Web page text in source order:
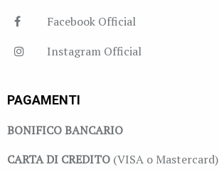
Facebook Official
Instagram Official
PAGAMENTI
BONIFICO BANCARIO
CARTA DI CREDITO (VISA o Mastercard)